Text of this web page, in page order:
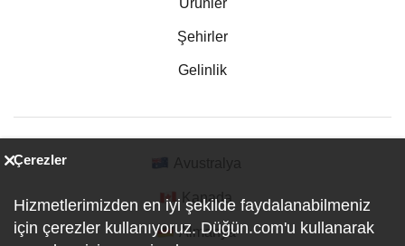
Ürünler
Şehirler
Gelinlik
Kanada
Almanya
Çerezler
Hizmetlerimizden en iyi şekilde faydalanabilmeniz
için çerezler kullanıyoruz. Düğün.com'u kullanarak